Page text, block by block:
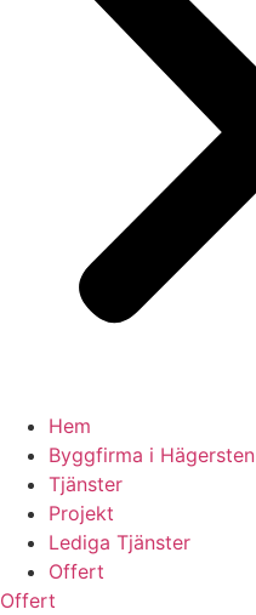
Hem
Byggfirma i Hägersten
Tjänster
Projekt
Lediga Tjänster
Offert
Offert